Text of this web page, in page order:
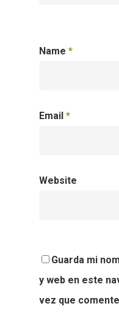
Name *
Email *
Website
Guarda mi
y web en este
vez que